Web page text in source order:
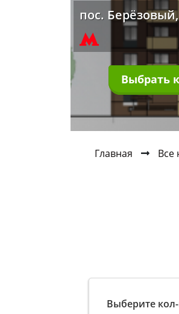
пос.
Выбрать
Главная Все
Выберите